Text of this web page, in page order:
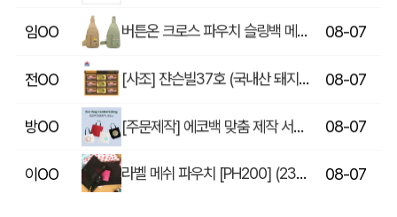
임OO 08-07
전OO 08-07
방OO 08-07
이OO 08-07